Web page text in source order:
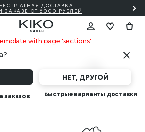
БЕСПЛАТНАЯ ДОСТАВКА
ЗАКАЗЕ ОТ 6000 РУБЛЕЙ
НЕТ, ДРУГОЙ
with page 'sections'
заказов
Быстрые варианты доставки